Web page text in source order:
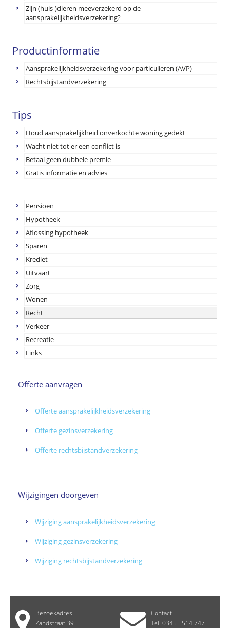
Zijn (huis-)dieren meeverzekerd op de
aansprakelijkheidsverzekering?
Productinformatie
Aansprakelijkheidsverzekering voor particulieren (AVP)
Rechtsbijstandverzekering
Tips
Houd aansprakelijkheid onverkochte woning gedekt
Wacht niet tot er een conflict is
Betaal geen dubbele premie
Gratis informatie en advies
Pensioen
Hypotheek
Aflossing hypotheek
Sparen
Krediet
Uitvaart
Zorg
Wonen
Recht
Verkeer
Recreatie
Links
Offerte aanvragen
Offerte aansprakelijkheidsverzekering
Offerte gezinsverzekering
Offerte rechtsbijstandverzekering
Wijzigingen doorgeven
Wijziging aansprakelijkheidsverzekering
Wijziging gezinsverzekering
Wijziging rechtsbijstandverzekering
Bezoekadres
Zandstraat 39
Contact
Tel: 0345 - 514 747